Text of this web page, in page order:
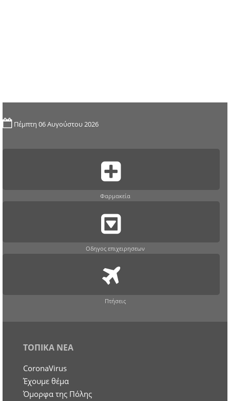
Πέμπτη 06 Αυγούστου 2026
Φαρμακεία
Οδηγος επιχειρησεων
Πτήσεις
ΤΟΠΙΚΑ ΝΕΑ
CoronaVirus
Έχουμε θέμα
Όμορφα της Πόλης